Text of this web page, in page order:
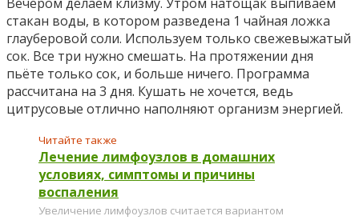
стакан воды, в котором разведена 1 чайная ложка
глауберовой соли. Используем только свежевыжатый
сок. Все три нужно смешать. На протяжении дня
пьёте только сок, и больше ничего. Программа
рассчитана на 3 дня. Кушать не хочется, ведь
цитрусовые отлично наполняют организм энергией.
Читайте также
Лечение лимфоузлов в домашних
условиях, симптомы и причины
воспаления
Увеличение лимфоузлов считается вариантом